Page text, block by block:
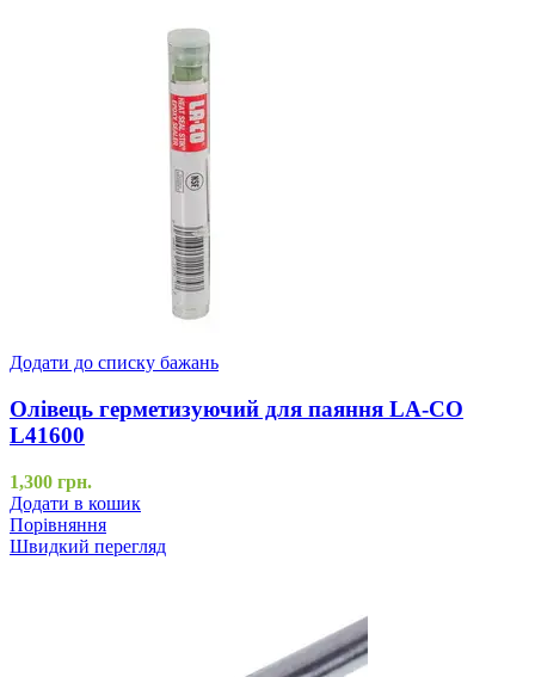
Додати до списку бажань
Олівець герметизуючий для паяння LA-CO
L41600
1,300 грн.
Додати в кошик
Порівняння
Швидкий перегляд